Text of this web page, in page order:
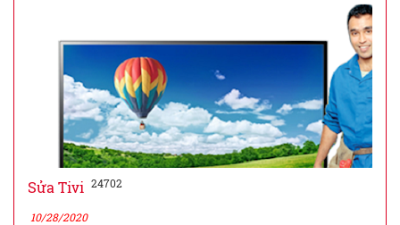
Sửa Tivi 24702
10/28/2020